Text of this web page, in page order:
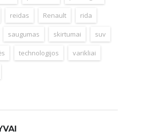
reidas Renault rida
saugumas skirtumai suv
technologijos varikliai